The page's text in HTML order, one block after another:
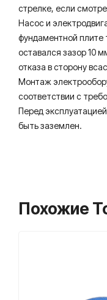
стрелке, если
Насос и
фундаментной
оставался зазор 10
отказа в сторону
Монтаж
соответствии с
Перед
быть заземлен.
Похожие